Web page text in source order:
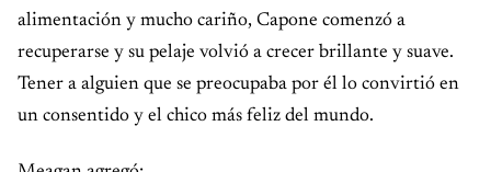
alimentación y mucho cariño, Capone comenzó a
recuperarse y su pelaje volvió a crecer brillante y suave.
Tener a alguien que se preocupaba por él lo convirtió en
un consentido y el chico más feliz del mundo.